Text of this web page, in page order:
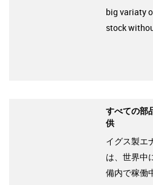
big variaty
stock
すべての部
供
イグス製エ
は、世界中
備内で稼働